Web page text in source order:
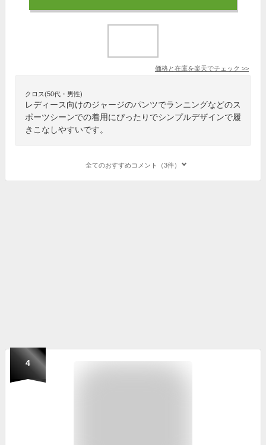
価格と在庫を楽天でチェック >>
クロス(50代・男性)
レディース向けのジャージのパンツでランニングなどのス
ポーツシーンでの着用にぴったりでシンプルデザインで履
きこなしやすいです。
全てのおすすめコメント（3件）
4